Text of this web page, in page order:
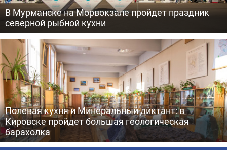
В Мурманске на Морвокзале пройдет праздник
северной рыбной кухни
Полевая кухня и Минеральный диктант: в
Кировске пройдет большая геологическая
барахолка